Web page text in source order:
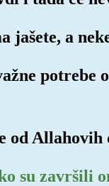
jašete, a
potrebe
od
su